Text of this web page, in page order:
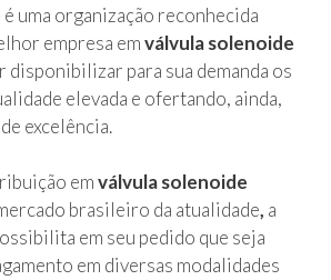
uma organização reconhecida
empresa emválvula solenoide
disponibilizar para sua demanda os
elevada e ofertando, ainda,
excelência.
emválvula solenoide
brasileiro da atualidade, a
em seu pedido que seja
em diversas modalidades